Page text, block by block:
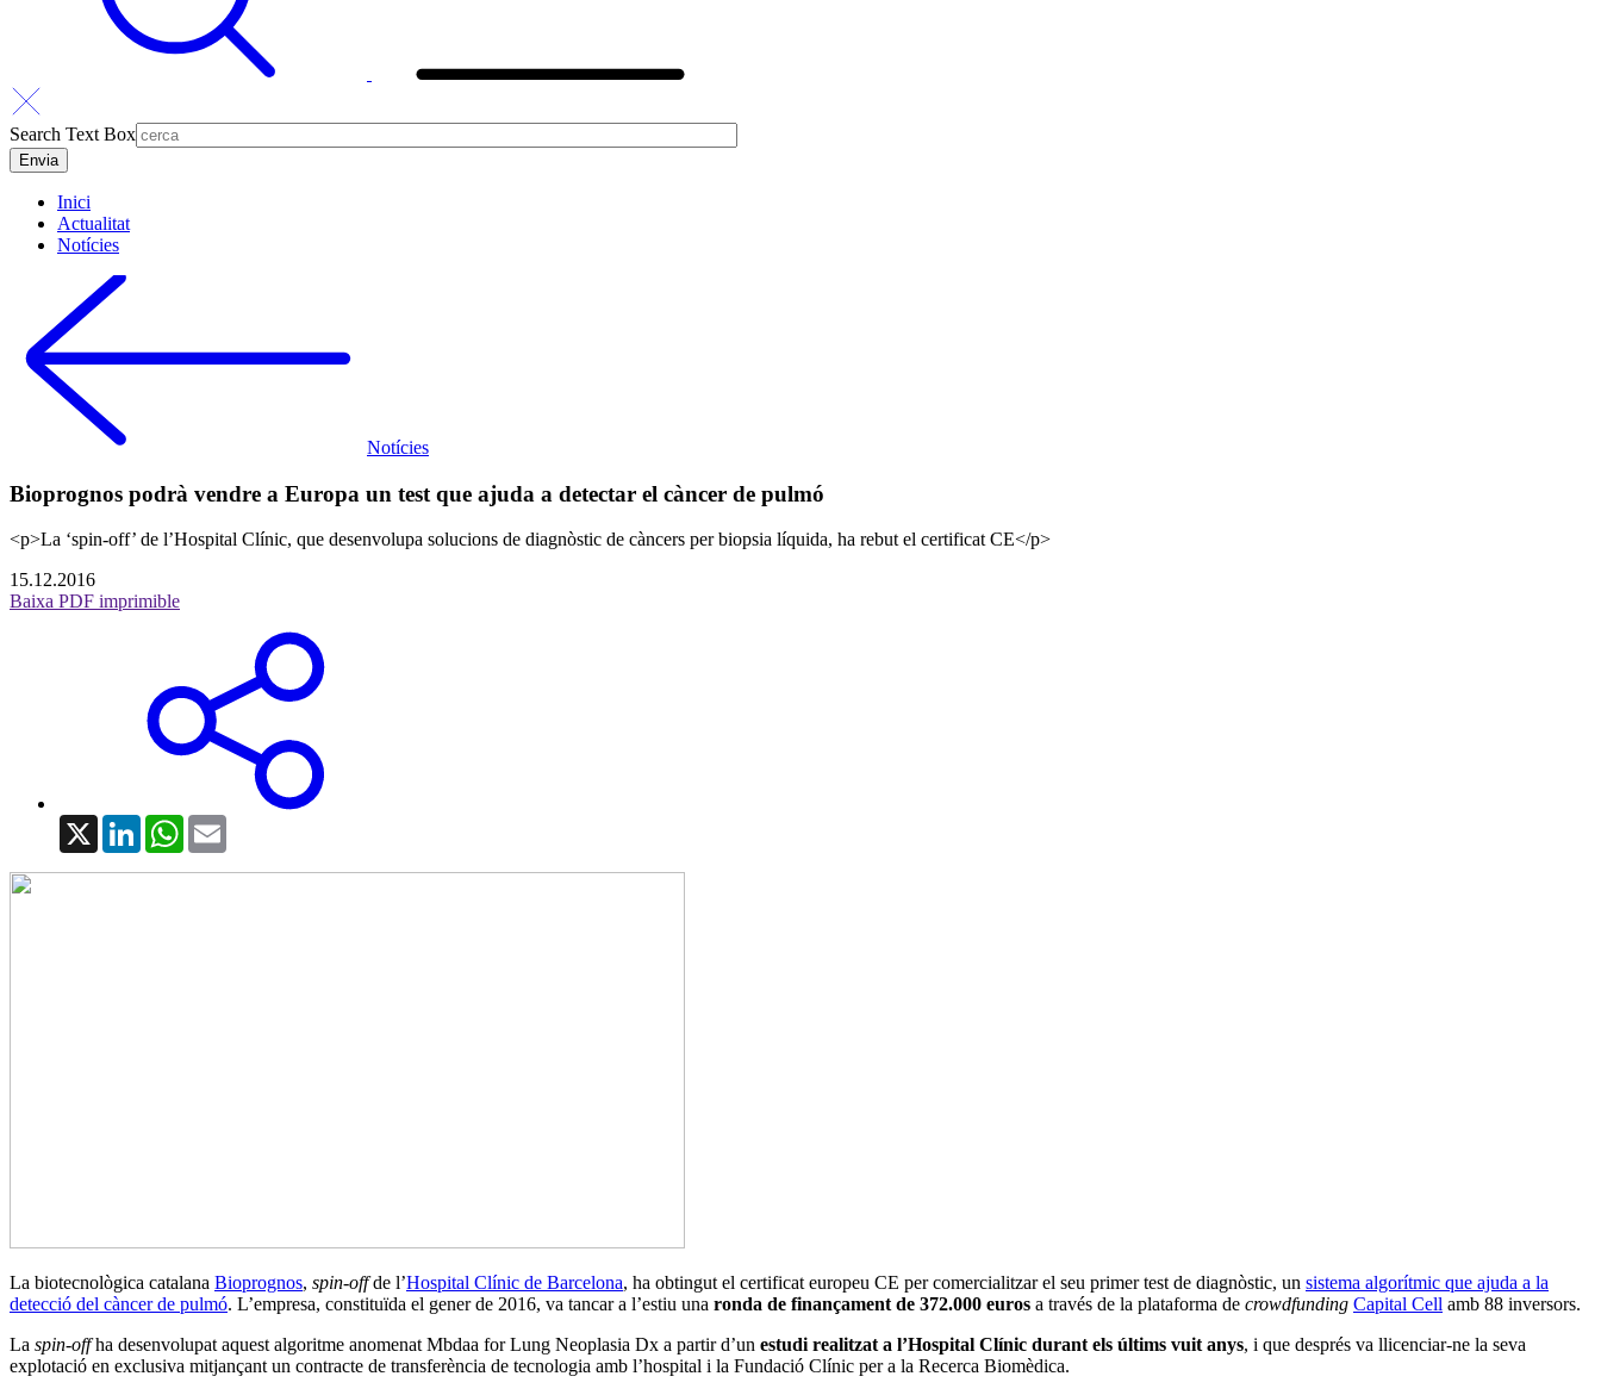
Search Text Box
Inici
Actualitat
Notícies
Notícies
Bioprognos podrà vendre a Europa un test que ajuda a detectar el càncer de pulmó
<p>La ‘spin-off’ de l’Hospital Clínic, que desenvolupa solucions de diagnòstic de càncers per biopsia líquida, ha rebut el certificat CE</p>
15.12.2016
Baixa PDF imprimible
X LinkedInWhatsApp
La biotecnològica catalana Bioprognos, spin-offde l’Hospital Clínic de Barcelona, ha obtingut el certificat europeu CE per comercialitzar el seu primer test de diagnòstic, un sistema algorítmic que ajuda a la
detecció del càncer de pulmó. L’empresa, constituïda el gener de 2016, va tancar a l’estiu una ronda de finançament de 372.000 euros a través de la plataforma de crowdfunding Capital Cell amb 88 inversors.
La spin-offha desenvolupat aquest algoritme anomenat Mbdaa for Lung Neoplasia Dx a partir d’un estudi realitzat a l’Hospital Clínic durant els últims vuit anys, i que després va llicenciar-ne la seva
explotació en exclusiva mitjançant un contracte de transferència de tecnologia amb l’hospital i la Fundació Clínic per a la Recerca Biomèdica.